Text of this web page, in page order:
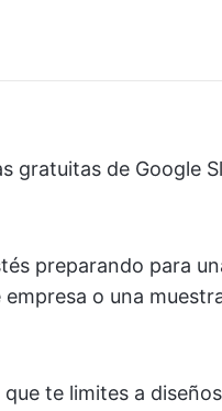
gratuitas de Google
preparando para
o una
te limites a